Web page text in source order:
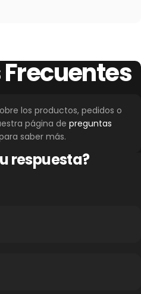
Frecuentes
los productos, pedidos o
página de preguntas
saber más.
respuesta?